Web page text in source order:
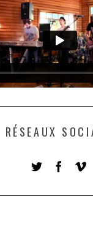
RÉSEAUX